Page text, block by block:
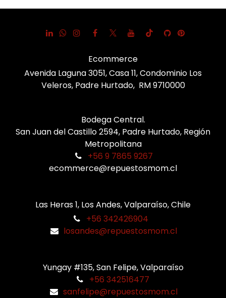
Ecommerce
Avenida Laguna 3051, Casa 11, Condominio Los
Veleros, Padre Hurtado, RM 9710000
Bodega Central.
San Juan del Castillo 2594, Padre Hurtado, Región
Metropolitana
+56 9 7865 9267
ecommerce@repuestosmom.cl
Las Heras 1, Los Andes, Valparaíso, Chile
+56 342426904
losandes@repuestosmom.cl
Yungay #135, San Felipe, Valparaíso
+56 342516477
sanfelipe@repuestosmom.cl